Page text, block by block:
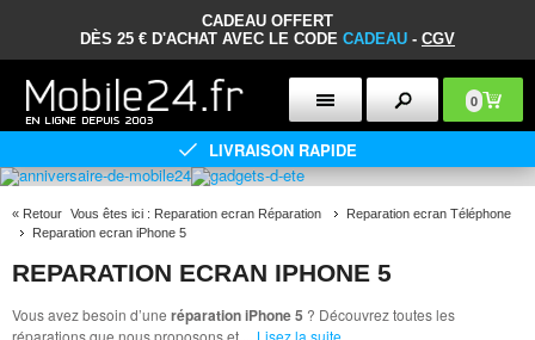
CADEAU OFFERT
DÈS 25 € D'ACHAT AVEC LE CODE CADEAU - CGV
0
LIVRAISON RAPIDE
« Retour Vous êtes ici : Reparation ecran Réparation
Reparation ecran Téléphone
Reparation ecran iPhone 5
REPARATION ECRAN IPHONE 5
Vous avez besoin d’une réparation iPhone 5 ? Découvrez toutes les
réparations que nous proposons et ... Lisez la suite